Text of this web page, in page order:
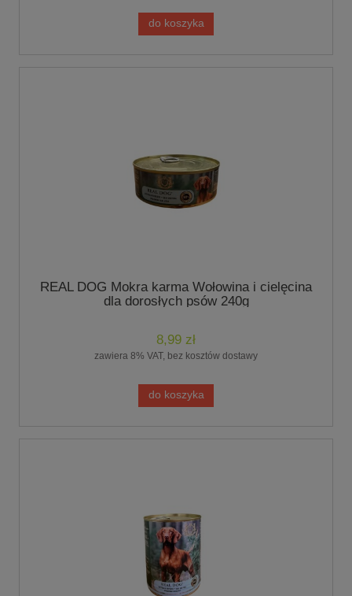
do koszyka
REAL DOG Mokra karma Wołowina i cielęcina
dla dorosłych psów 240g
8,99 zł
zawiera 8% VAT, bez kosztów dostawy
do koszyka